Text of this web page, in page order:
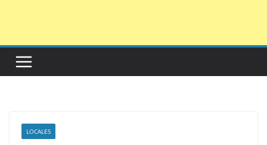
LOCALES